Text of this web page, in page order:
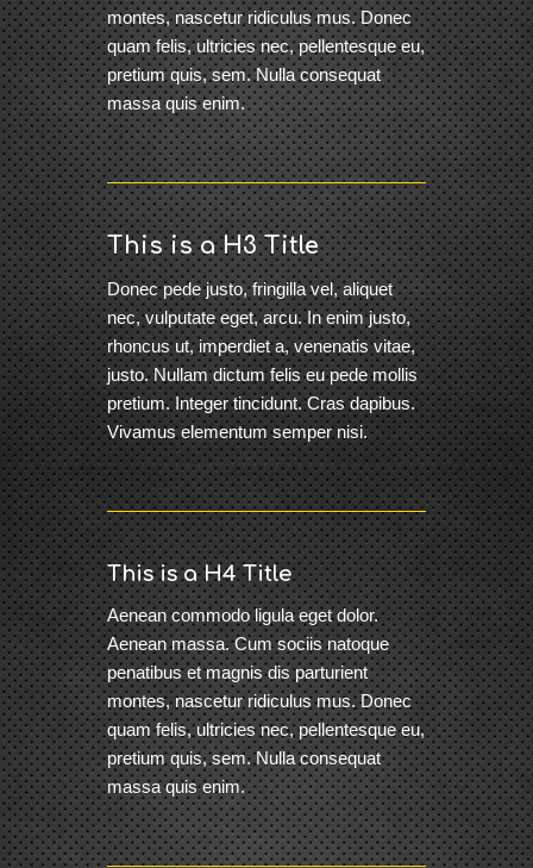
montes, nascetur ridiculus mus. Donec
quam felis, ultricies nec, pellentesque eu,
pretium quis, sem. Nulla consequat
massa quis enim.
This is a H3 Title
Donec pede justo, fringilla vel, aliquet
nec, vulputate eget, arcu. In enim justo,
rhoncus ut, imperdiet a, venenatis vitae,
justo. Nullam dictum felis eu pede mollis
pretium. Integer tincidunt. Cras dapibus.
Vivamus elementum semper nisi.
This is a H4 Title
Aenean commodo ligula eget dolor.
Aenean massa. Cum sociis natoque
penatibus et magnis dis parturient
montes, nascetur ridiculus mus. Donec
quam felis, ultricies nec, pellentesque eu,
pretium quis, sem. Nulla consequat
massa quis enim.